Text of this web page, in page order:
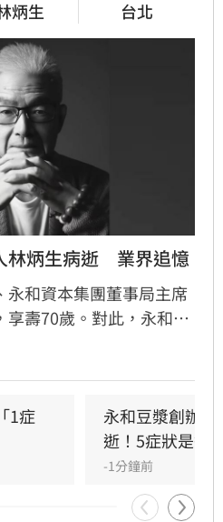
炳生 台北
林炳生病逝　業界追憶
永和資本集團董事局主席
壽70歲。對此，永和資
告證實，林炳生昨（7）
1症
永和豆漿創辦
逝！5症狀是警
-1分鐘前